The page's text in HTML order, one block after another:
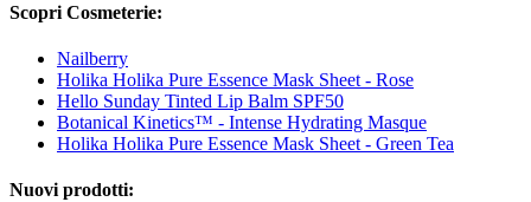
Scopri Cosmeterie:
Nailberry
Holika Holika Pure Essence Mask Sheet - Rose
Hello Sunday Tinted Lip Balm SPF50
Botanical Kinetics™ - Intense Hydrating Masque
Holika Holika Pure Essence Mask Sheet - Green Tea
Nuovi prodotti: